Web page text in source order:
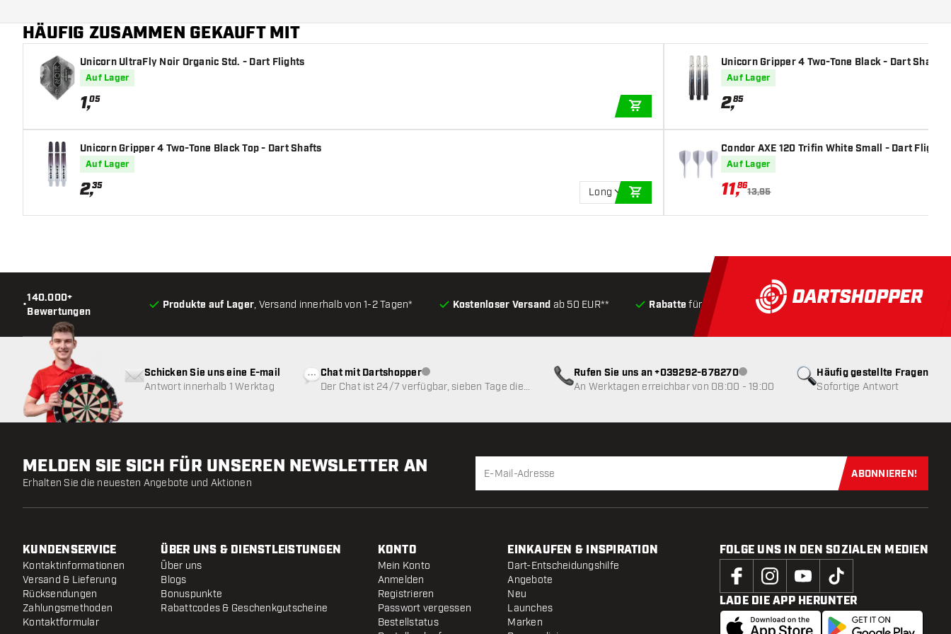
HÄUFIG ZUSAMMEN GEKAUFT MIT
Unicorn UltraFly Noir Organic Std. - Dart Flights
Auf Lager
1,05
IN DEN WARENKORB
Unicorn Gripper 4 Two-Tone Black Top - Dart Shafts
Auf Lager
2,35
Long
IN DEN WARENKORB
Unicorn Gripper 4 Two-Tone Black - Dart Shafts
Auf Lager
2,85
Condor AXE 120 Trifin White Small - Dart Flights
Auf Lager
11,86
13,95
•
140.000+
Bewertungen
Produkte auf Lager, Versand innerhalb von 1-2 Tagen* Kostenloser Versand ab 50 EUR** Rabatte für Kunden Produkte auf Lager, Versand
Häufig gestellte Fragen
Sofortige Antwort
Schicken Sie uns eine E-mail
Antwort innerhalb 1 Werktag
Chat mit DartshopperKundenservice nicht verfügbar
Der Chat ist 24/7 verfügbar, sieben Tage die
Rufen Sie uns an +039292-678270Kundenservice nicht verfügbar
An Werktagen erreichbar von 08:00 - 19:00
MELDEN SIE SICH FÜR UNSEREN NEWSLETTER AN
Erhalten Sie die neuesten Angebote und Aktionen
Jetzt für
ABONNIEREN!
KUNDENSERVICE
Kontaktinformationen
Versand & Lieferung
Rücksendungen
Zahlungsmethoden
Kontaktformular
ÜBER UNS & DIENSTLEISTUNGEN
Über uns
Blogs
Bonuspunkte
Rabattcodes & Geschenkgutscheine
KONTO
Mein Konto
Anmelden
Registrieren
Passwort vergessen
Bestellstatus
EINKAUFEN & INSPIRATION
Dart-Entscheidungshilfe
Angebote
Neu
Launches
Marken
FOLGE UNS IN DEN SOZIALEN MEDIEN
LADE DIE APP HERUNTER